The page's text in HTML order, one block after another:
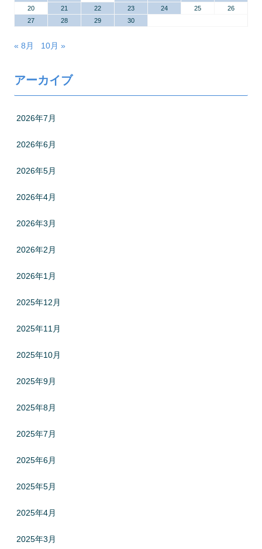
20
21 22 23 24 25
26
27
28 29 30
« 8月 10月 »
アーカイブ
2026年7月
2026年6月
2026年5月
2026年4月
2026年3月
2026年2月
2026年1月
2025年12月
2025年11月
2025年10月
2025年9月
2025年8月
2025年7月
2025年6月
2025年5月
2025年4月
2025年3月